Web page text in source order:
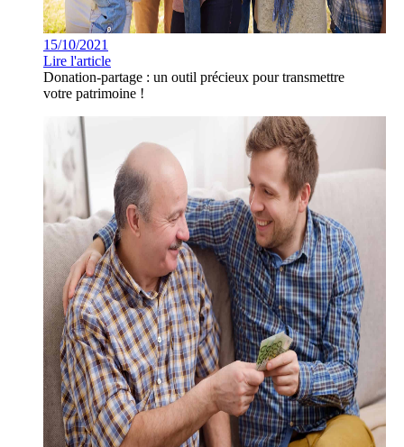
15/10/2021
Lire l'article
Donation-partage : un outil précieux pour transmettre
votre patrimoine !